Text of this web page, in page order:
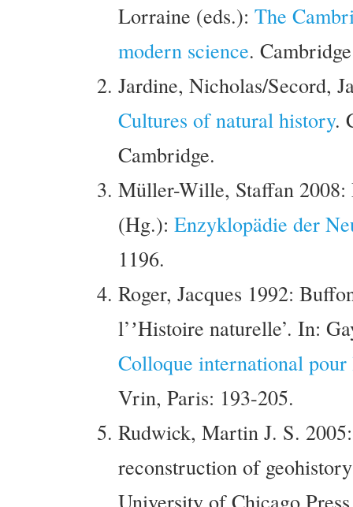
Lorraine (eds.): The
modern science.
Jardine, Nicholas/Secord,
Cultures of natural history.
Cambridge.
Müller-Wille, Staffan 2008:
(Hg.): Enzyklopädie der
1196.
Roger, Jacques 1992:
l’ʼHistoire naturelle’. In:
Colloque international
Vrin, Paris: 193-205.
Rudwick, Martin J. S.
reconstruction of
University of Chicago